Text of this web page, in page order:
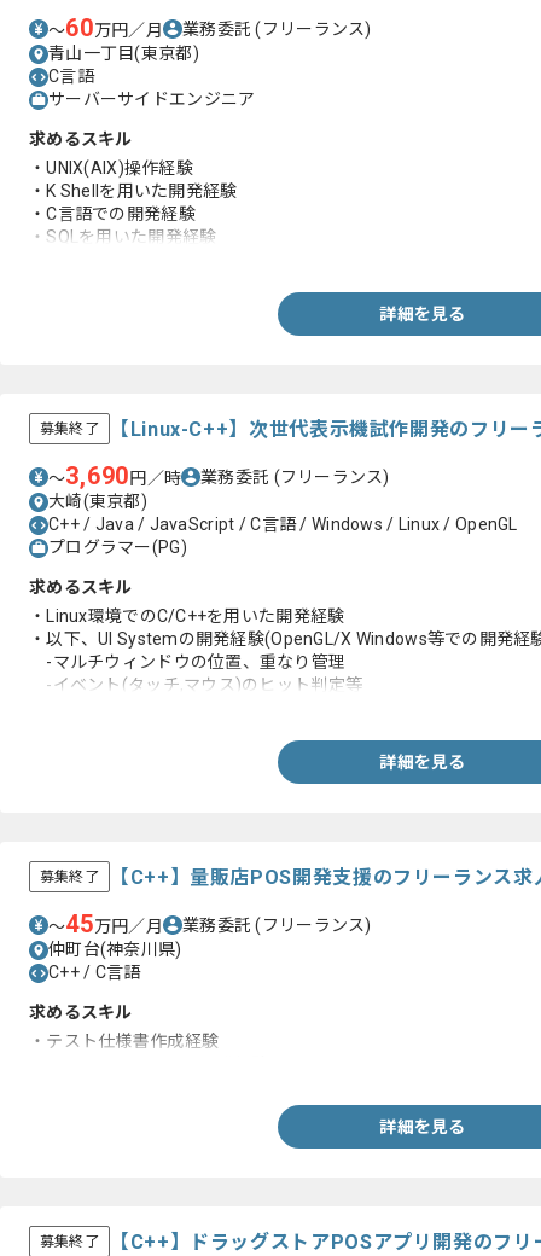
〜60万円／月 業務委託(フリーランス)
青山一丁目(東京都)
C言語
サーバーサイドエンジニア
求めるスキル
・UNIX(AIX)操作経験
・K Shellを用いた開発経験
・C言語での開発経験
・SQLを用いた開発経験
詳細を見る
募集終了 【Linux-C++】次世代表示機試作開発のフリー
〜3,690円／時 業務委託 (フリーランス)
大崎(東京都)
C++ / Java / JavaScript / C言語 / Windows / Linux / OpenGL
プログラマー(PG)
求めるスキル
・Linux環境でのC/C++を用いた開発経験
・以下、UI Systemの開発経験(OpenGL/X Windows等での開発経
-マルチウィンドウの位置、重なり管理
-イベント(タッチ,マウス)のヒット判定等
詳細を見る
募集終了 【C++】量販店POS開発支援のフリーランス求
〜45万円／月 業務委託(フリーランス)
仲町台(神奈川県)
C++ / C言語
求めるスキル
・テスト仕様書作成経験
詳細を見る
募集終了 【C++】ドラッグストアPOSアプリ開発のフ